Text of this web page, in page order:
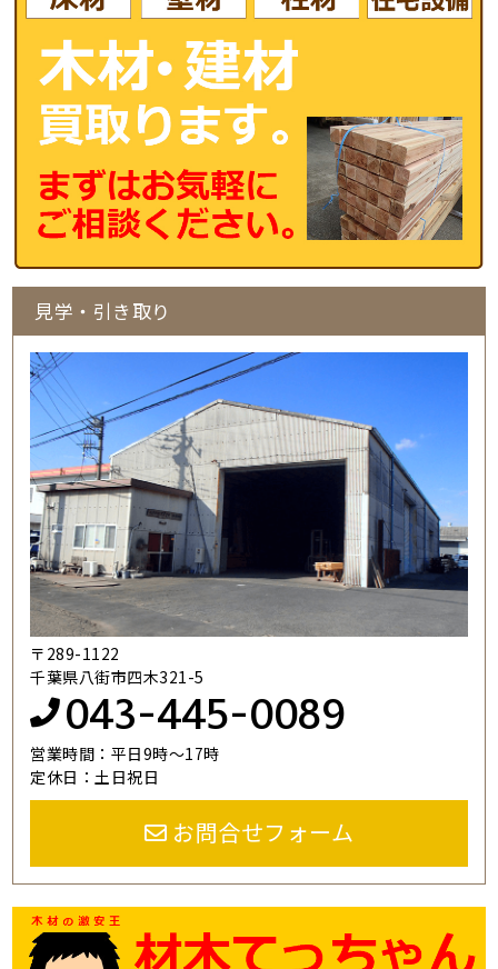
見学・引き取り
〒289-1122
千葉県八街市四木321-5
043-445-0089
営業時間：平日9時～17時
定休日：土日祝日
お問合せフォーム